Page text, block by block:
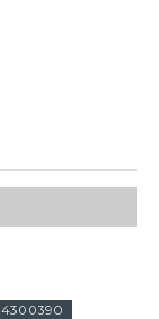
4300390